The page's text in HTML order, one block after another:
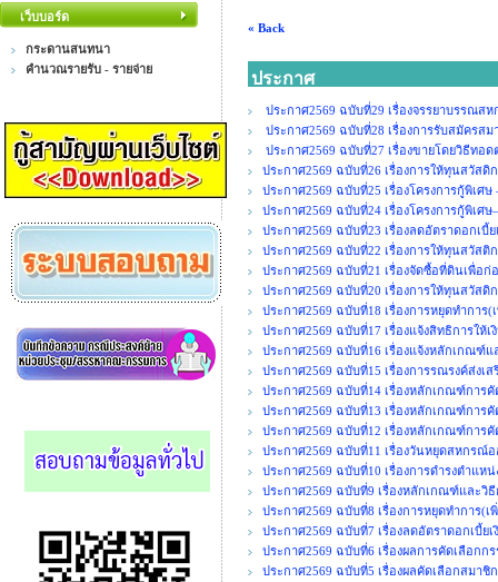
เว็บบอร์ด
กระดานสนทนา
คำนวณรายรับ - รายจ่าย
« Back
ประกาศ
ประกาศ2569 ฉบับที่29 เรื่องจรรยาบรรณส
ประกาศ2569 ฉบับที่28 เรื่องการรับสมัครส
ประกาศ2569 ฉบับที่27 เรื่องขายโดยวิธีทอ
ประกาศ2569 ฉบับที่26 เรื่องการให้ทุนสวัส
ประกาศ2569 ฉบับที่25 เรื่องโครงการกู้พิเศ
ประกาศ2569 ฉบับที่24 เรื่องโครงการกู้พิเศ
ประกาศ2569 ฉบับที่23 เรื่องลดอัตราดอกเบี้
ประกาศ2569 ฉบับที่22 เรื่องการให้ทุนสวัสติ
ประกาศ2569 ฉบับที่21 เรื่องจัดซื้อที่ดินเพื่อ
ประกาศ2569 ฉบับที่20 เรื่องการให้ทุนสวัส
ประกาศ2569 ฉบับที่18 เรื่องการหยุดทำการ(
ประกาศ2569 ฉบับที่17 เรื่องแจ้งสิทธิการให้
ประกาศ2569 ฉบับที่16 เรื่องแจ้งหลักเกณฑ์
ประกาศ2569 ฉบับที่15 เรื่องการรณรงค์ส่งเ
ประกาศ2569 ฉบับที่14 เรื่องหลักเกณฑ์การคั
ประกาศ2569 ฉบับที่13 เรื่องหลักเกณฑ์การ
ประกาศ2569 ฉบับที่12 เรื่องหลักเกณฑ์การ
ประกาศ2569 ฉบับที่11 เรื่องวันหยุดสหกร
ประกาศ2569 ฉบับที่10 เรื่องการดำรงตำแ
ประกาศ2569 ฉบับที่9 เรื่องหลักเกณฑ์และวิ
ประกาศ2569 ฉบับที่8 เรื่องการหยุดทำการ(เ
ประกาศ2569 ฉบับที่7 เรื่องลดอัตราดอกเบี้ย
ประกาศ2569 ฉบับที่6 เรื่องผลการคัดเลือกก
ประกาศ2569 ฉบับที่5 เรื่องผลคัดเลือกสมาชิ